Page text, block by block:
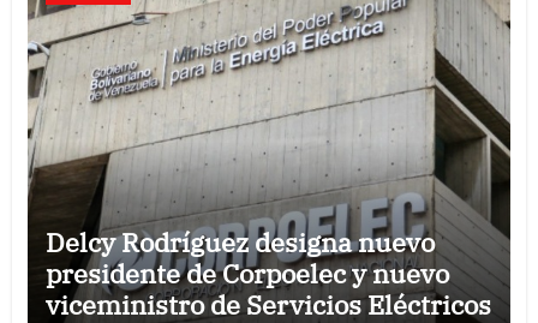
Delcy Rodríguez designa nuevo
presidente de Corpoelec y nuevo
viceministro de Servicios Eléctricos